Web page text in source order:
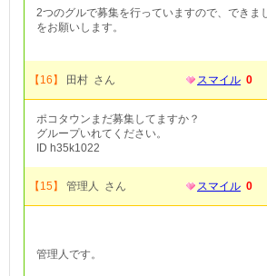
2つのグルで募集を行っていますので、できま
をお願いします。
【16】 田村 さん スマイル 0
ポコタウンまだ募集してますか？
グループいれてください。
ID h35k1022
【15】 管理人 さん スマイル 0
管理人です。